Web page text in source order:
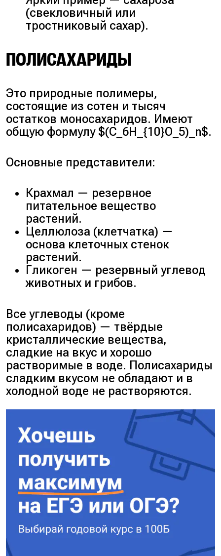
(свекловичный или
тростниковый сахар).
ПОЛИСАХАРИДЫ
Это природные полимеры,
состоящие из сотен и тысяч
остатков моносахаридов. Имеют
общую формулу $(C_6H_{10}O_5)_n$.
Основные представители:
Крахмал — резервное
питательное вещество
растений.
Целлюлоза (клетчатка) —
основа клеточных стенок
растений.
Гликоген — резервный углевод
животных и грибов.
Все углеводы (кроме
полисахаридов) — твёрдые
кристаллические вещества,
сладкие на вкус и хорошо
растворимые в воде. Полисахариды
сладким вкусом не обладают и в
холодной воде не растворяются.